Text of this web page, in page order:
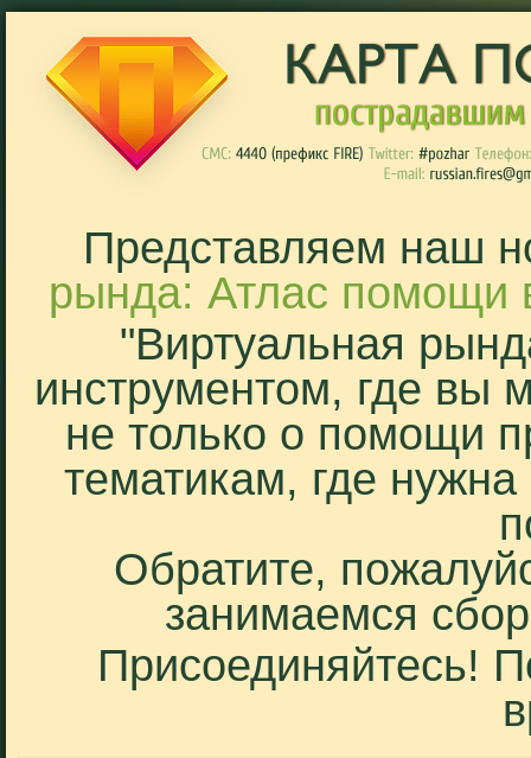
Представляем наш
рында: Атлас помощи
"Виртуальная
инструментом, где вы
не только о помощи
тематикам, где
Обратите,
занимаемся
Присоединяйтесь!